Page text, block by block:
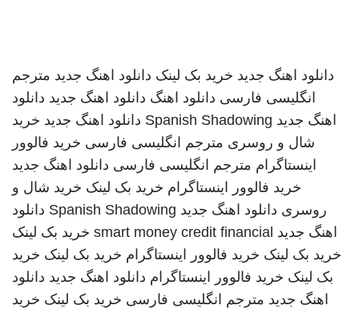
دانلود اهنگ جدید خرید بک لینک دانلود اهنگ جدید مترجم
انگلیسی فارسی دانلود اهنگ دانلود اهنگ جدید دانلود
اهنگ جدید Spanish Shadowing دانلود اهنگ جدید خرید
شال و روسری مترجم انگلیسی فارسی خرید فالوور
اینستاگرام مترجم انگلیسی فارسی دانلود اهنگ جدید
خرید فالوور اینستاگرام خرید بک لینک خرید شال و
روسری دانلود اهنگ جدید Spanish Shadowing دانلود
اهنگ جدید smart money credit financial خرید بک لینک
خرید بک لینک خرید فالوور اینستاگرام خرید بک لینک خرید
بک لینک خرید فالوور اینستاگرام دانلود اهنگ جدید دانلود
اهنگ جدید مترجم انگلیسی فارسی خرید بک لینک خرید